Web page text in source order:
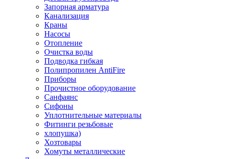
Запорная арматура
Канализация
Краны
Насосы
Отопление
Очистка воды
Подводка гибкая
Полипропилен AntiFire
Приборы
Прочистное оборудование
Санфаянс
Сифоны
Уплотнительные материалы
Фитинги резьбовые
хлопушка)
Хозтовары
Хомуты металлические